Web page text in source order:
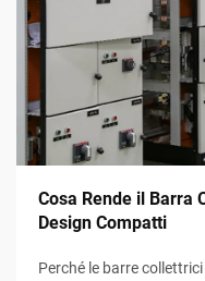
Cosa Rende il Barra
Design Compatti
Perché le barre